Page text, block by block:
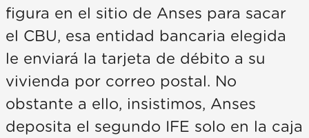
figura en el sitio de Anses para sacar
el CBU, esa entidad bancaria elegida
le enviará la tarjeta de débito a su
vivienda por correo postal. No
obstante a ello, insistimos, Anses
deposita el segundo IFE solo en la caja